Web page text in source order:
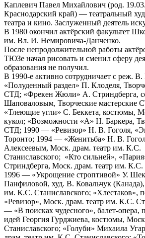
Каплевич Павел Михайлович (род.
Краснодарский край) — театральный
театра и кино. Заслуженный деятель
В 1980 окончил актёрский факультет
им. Вл. И. Немировича-Данченко.
После непродолжительной работы
ТЮЗе начал рисовать и сменил сферу
образования не получил.
В 1990-е активно сотрудничает с реж.
«Полуденный раздел» П. Клоделя,
СТД; «Фрекен Жюли» А. Стриндберга,
Шаповаловым, Творческие мастерские
«Тлеющие угли» С. Беккета, костюмы,
кукол; «Возможности «А» Н. Баркера,
СТД; 1990 — «Ревизор» Н. В. Гоголя,
Торонто; 1994 — «Женитьба» Н. В.
Алексеевым, Моск. драм. театр им. К.С.
Станиславского; «Кто сильней»,
Стриндберга, Моск. драм. театр им. К.С.
1996 — «Укрощение строптивой» У.
Панфиловой, худ. В. Ковальчук
им. К.С. Станиславского; «Хлестаков»,
«Ревизор», Моск. драм. театр им. К.С.
— «В поисках чудесного», балет-опера,
идей Георгия Гурджиева, костюмы,
Станиславского; «Голуби» Михаила